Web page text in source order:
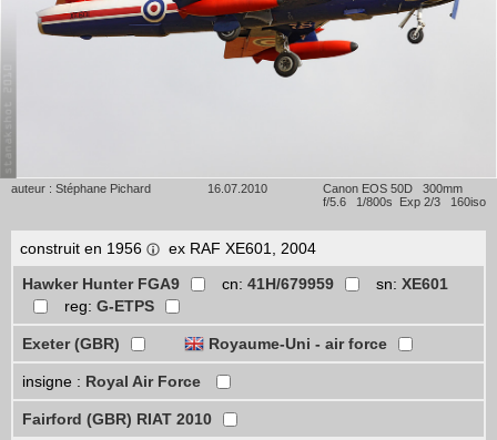
auteur : Stéphane Pichard 16.07.2010
Canon EOS 50D 300mm
f/5.6 1/800s Exp 2/3 160iso
construit en 1956
ex RAF XE601, 2004
Hawker Hunter FGA9
cn: 41H/679959 sn: XE601
reg: G-ETPS
Exeter (GBR) Royaume-Uni - air force
insigne : Royal Air Force
Fairford (GBR) RIAT 2010